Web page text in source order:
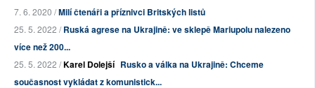
7. 6. 2020 /Milí čtenáři a příznivci Britských listů
25. 5. 2022 /Ruská agrese na Ukrajině: ve sklepě Mariupolu nalezeno
více než 200...
25. 5. 2022 /Karel Dolejší Rusko a válka na Ukrajině: Chceme
současnost vykládat z komunistick...